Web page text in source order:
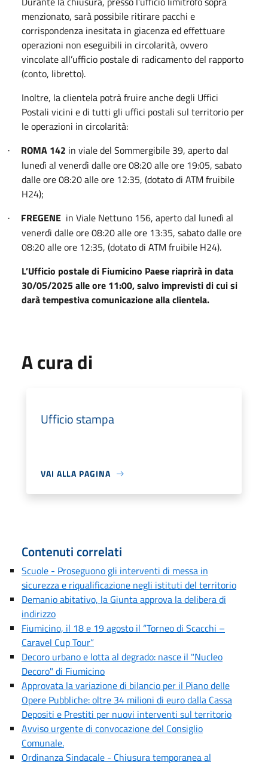
menzionato, sarà possibile ritirare pacchi e
corrispondenza inesitata in giacenza ed effettuare
operazioni non eseguibili in circolarità, ovvero
vincolate all’ufficio postale di radicamento del rapporto
(conto, libretto).
Inoltre, la clientela potrà fruire anche degli Uffici
Postali vicini e di tutti gli uffici postali sul territorio per
le operazioni in circolarità:
· ROMA 142 in viale del Sommergibile 39, aperto dal
lunedì al venerdì dalle ore 08:20 alle ore 19:05, sabato
dalle ore 08:20 alle ore 12:35, (dotato di ATM fruibile
H24);
· FREGENE in Viale Nettuno 156, aperto dal lunedì al
venerdì dalle ore 08:20 alle ore 13:35, sabato dalle ore
08:20 alle ore 12:35, (dotato di ATM fruibile H24).
L’Ufficio postale di Fiumicino Paese riaprirà in data
30/05/2025 alle ore 11:00, salvo imprevisti di cui si
darà tempestiva comunicazione alla clientela.
A cura di
Ufficio stampa
VAI ALLA PAGINA
Contenuti correlati
Scuole - Proseguono gli interventi di messa in
sicurezza e riqualificazione negli istituti del territorio
Demanio abitativo, la Giunta approva la delibera di
indirizzo
Fiumicino, il 18 e 19 agosto il “Torneo di Scacchi –
Caravel Cup Tour”
Decoro urbano e lotta al degrado: nasce il "Nucleo
Decoro" di Fiumicino
Approvata la variazione di bilancio per il Piano delle
Opere Pubbliche: oltre 34 milioni di euro dalla Cassa
Depositi e Prestiti per nuovi interventi sul territorio
Avviso urgente di convocazione del Consiglio
Comunale.
Ordinanza Sindacale - Chiusura temporanea al